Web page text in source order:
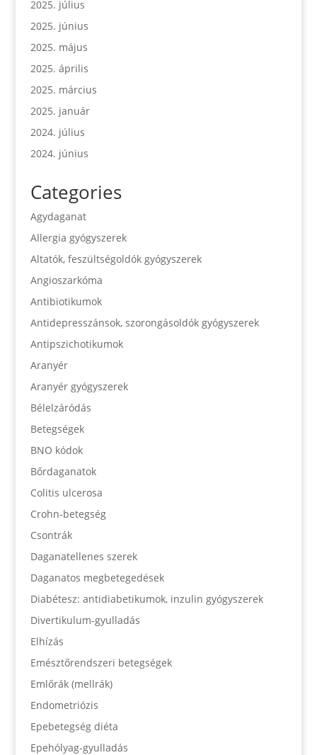
2025. július
2025. június
2025. május
2025. április
2025. március
2025. január
2024. július
2024. június
Categories
Agydaganat
Allergia gyógyszerek
Altatók, feszültségoldók gyógyszerek
Angioszarkóma
Antibiotikumok
Antidepresszánsok, szorongásoldók gyógyszerek
Antipszichotikumok
Aranyér
Aranyér gyógyszerek
Bélelzáródás
Betegségek
BNO kódok
Bőrdaganatok
Colitis ulcerosa
Crohn-betegség
Csontrák
Daganatellenes szerek
Daganatos megbetegedések
Diabétesz: antidiabetikumok, inzulin gyógyszerek
Divertikulum-gyulladás
Elhízás
Emésztőrendszeri betegségek
Emlőrák (mellrák)
Endometriózis
Epebetegség diéta
Epehólyag-gyulladás